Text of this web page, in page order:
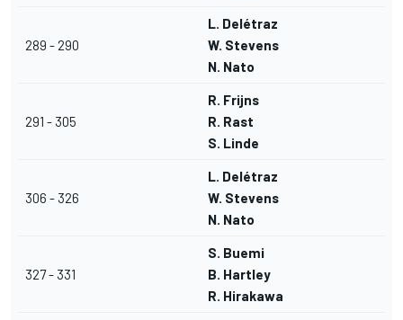
289 - 290
L. Delétraz
W. Stevens
N. Nato
291 - 305
R. Frijns
R. Rast
S. Linde
306 - 326
L. Delétraz
W. Stevens
N. Nato
327 - 331
S. Buemi
B. Hartley
R. Hirakawa